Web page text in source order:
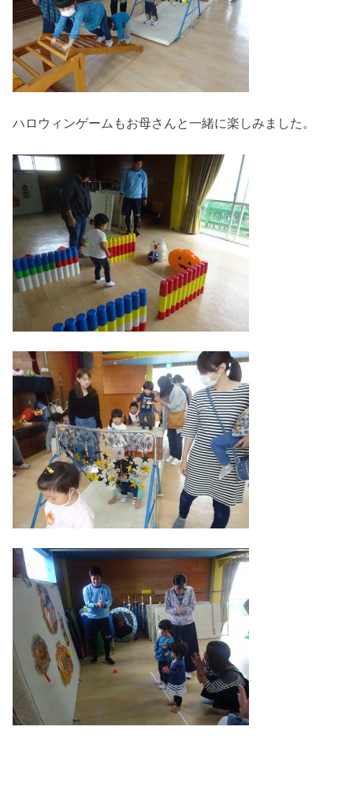
ハロウィンゲームもお母さんと一緒に楽しみました。